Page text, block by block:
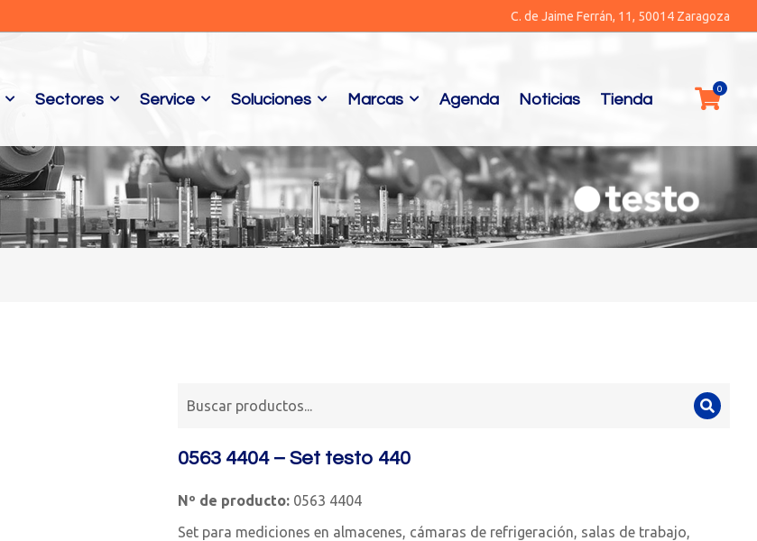
C. de Jaime Ferrán, 11, 50014 Zaragoza
Sectores Service Soluciones Marcas Agenda Noticias Tienda
0563 4404 – Set testo 440
Nº de producto: 0563 4404
Set para mediciones en almacenes, cámaras de refrigeración, salas de trabajo,